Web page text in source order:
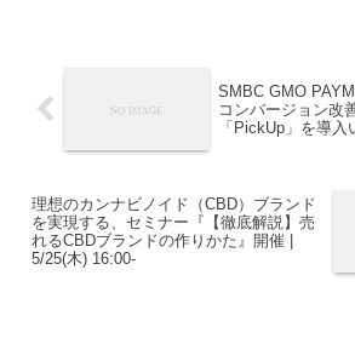
SMBC GMO
コンバージョン改
「PickUp」を導
理想のカンナビノイド（CBD）ブランド
を実現する、セミナー『【徹底解説】売
れるCBDブランドの作りかた』開催 |
5/25(木) 16:00-